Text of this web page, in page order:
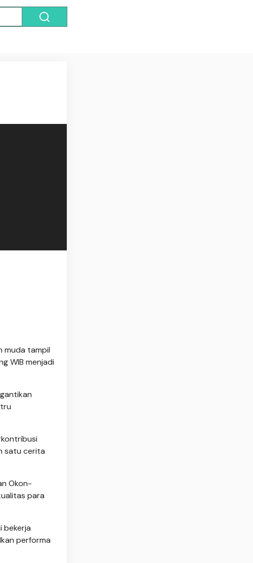
muda tampil
WIB menjadi
satu cerita
Okon-
para
bekerja
performa